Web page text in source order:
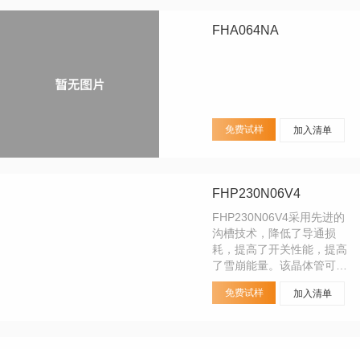
FHA064NA
免费试样 加入清单
FHP230N06V4
FHP230N06V4采用先进的
沟槽技术，降低了导通损
耗，提高了开关性能，提高
了雪崩能量。该晶体管可用
于各种功率开关电路，实现
系统小型化和高效率。产品
免费试样 加入清单